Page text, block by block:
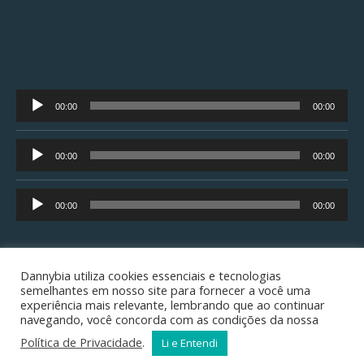
Tocador
de
áudio
00:00 00:00
Tocador
de
áudio
00:00 00:00
Tocador
de
00:00 00:00
Copyright © 2001/2026 ¬Danny's Home Page¬ all rights
reserved
Dannybia utiliza cookies essenciais e tecnologias
semelhantes em nosso site para fornecer a você uma
experiência mais relevante, lembrando que ao continuar
navegando, você concorda com as condições da nossa
Política de Privacidade. Li e Entendi